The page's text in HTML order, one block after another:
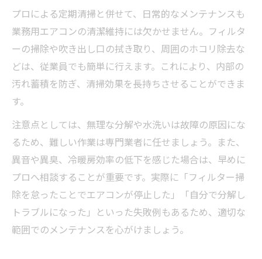
プロによる定期清掃と併せて、日常的なメンテナンスも
業務用エアコンの清潔維持には欠かせません。フィルタ
ーの掃除や吹き出し口の拭き取り、周囲のホコリ除去な
どは、従業員でも簡単に行えます。これにより、内部の
汚れ蓄積を防ぎ、清掃効果を長持ちさせることができま
す。
注意点としては、無理な分解や水洗いは故障の原因にな
るため、難しい作業は専門業者に任せましょう。また、
異音や異臭、冷暖房効率の低下を感じた場合は、早めに
プロへ相談することが重要です。実際に「フィルター掃
除を怠ったことでエアコンが停止した」「自分で分解し
トラブルになった」といった失敗例もあるため、適切な
範囲でのメンテナンスを心がけましょう。